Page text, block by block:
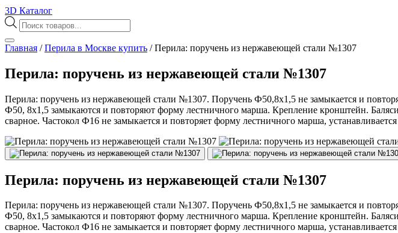
3D Каталог
Поиск
товаров
Главная /Перила в Москве купить /Перила: поручень из нержавеющей стали №1307
Перила: поручень из нержавеющей стали №1307
Перила: поручень из нержавеющей стали №1307. Поручень Ф50,8х1,5 не замыкается и
Ф50, 8х1,5 замыкаются и повторяют форму лестничного марша. Крепление кронштейн.
сварное. Частокол Ф16 не замыкается и повторяет форму лестничного марша,
Перила: поручень из нержавеющей стали №1307
Перила: поручень из нержавеющей стали №1307. Поручень Ф50,8х1,5 не замыкается и
Ф50, 8х1,5 замыкаются и повторяют форму лестничного марша. Крепление кронштейн.
сварное. Частокол Ф16 не замыкается и повторяет форму лестничного марша,